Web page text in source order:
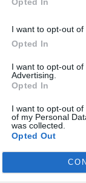
I want to opt-out of
Opted In
I want to opt-out
Advertising.
Opted In
I want to opt-out
of my Personal
was collected.
Opted Out
Gefühl:
Sie sich